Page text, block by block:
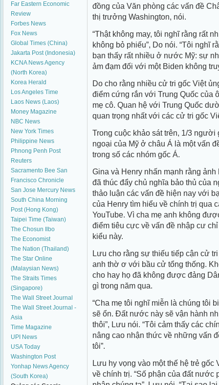
Far Eastern Economic
Review
Forbes News
Fox News
Global Times (China)
Jakarta Post (Indonesia)
KCNA News Agency
(North Korea)
Korea Herald
Los Angeles Time
Laos News (Laos)
Money Magazine
NBC News
New York Times
Philippine News
Phnong Penh Post
Reuters
Sacramento Bee San
Francisco Chronicle
San Jose Mercury News
South China Morning
Post (Hong Kong)
Taipei Time (Taiwan)
The Chosun Ilbo
The Economist
The Nation (Thailand)
The Star Online
(Malaysian News)
The Straits Times
(Singapore)
The Wall Street Journal
The Wall Street Journal -
Asia
Time Magazine
UPI News
USA Today
Washington Post
Yonhap News Agency
(South Korea)
đồng của Văn phòng các vấn đề
thị trưởng Washington, nói.
“Thật không may, tôi nghĩ rằng rất
không bỏ phiếu”, Do nói. “Tôi nghĩ
bạn thấy rất nhiều ở nước Mỹ: sự
ảm đạm đối với một Biden không
Do cho rằng nhiều cử tri gốc Việt
điểm cứng rắn với Trung Quốc của
mẹ cô. Quan hệ với Trung Quốc
quan trọng nhất với các cử tri gốc
Trong cuộc khảo sát trên, 1/3
ngoại của Mỹ ở châu Á là một vấn
trong số các nhóm gốc Á.
Gina và Henry nhấn mạnh rằng
đã thúc đẩy chủ nghĩa bảo thủ của
thảo luận các vấn đề hiện nay với
của Henry tìm hiểu về chính trị qua
YouTube. Vì cha mẹ anh không
điểm tiêu cực về vấn đề nhập cư
kiểu này.
Lưu cho rằng sự thiếu tiếp cận cử
anh thờ ơ với bầu cử tổng thống.
cho hay họ đã không được đảng
gì trong năm qua.
“Cha mẹ tôi nghĩ miễn là chúng tôi
sẽ ổn. Đất nước này sẽ vận hành
thôi”, Lưu nói. “Tôi cảm thấy các
nâng cao nhận thức về những vấn
tôi”.
Lưu hy vọng vào một thế hệ trẻ
về chính trị. “Số phận của đất